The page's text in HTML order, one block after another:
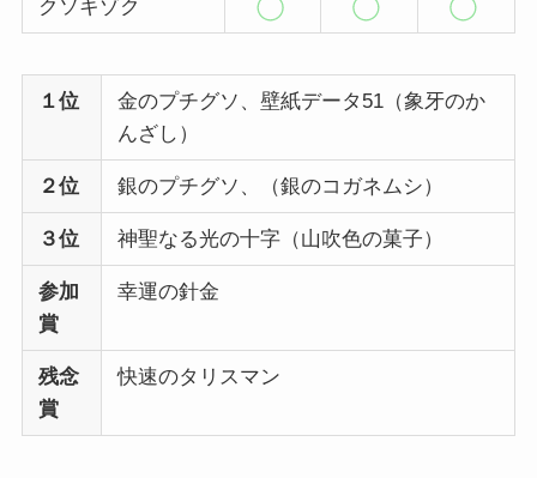
クソキゾク
１位
金のプチグソ、壁紙データ51（象牙のか
んざし）
２位 銀のプチグソ、（銀のコガネムシ）
３位 神聖なる光の十字（山吹色の菓子）
参加
賞
幸運の針金
残念
賞
快速のタリスマン